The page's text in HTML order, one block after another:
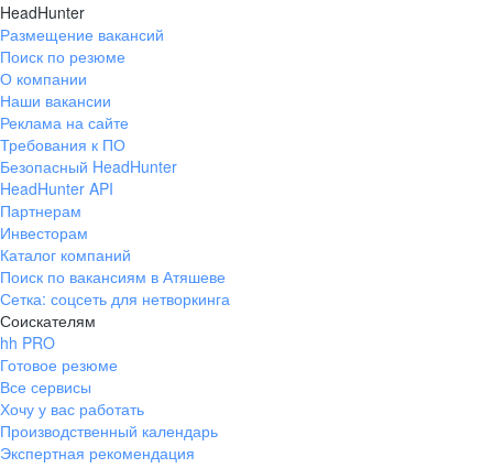
HeadHunter
Размещение вакансий
Поиск по резюме
О компании
Наши вакансии
Реклама на сайте
Требования к ПО
Безопасный HeadHunter
HeadHunter API
Партнерам
Инвесторам
Каталог компаний
Поиск по вакансиям в Атяшеве
Сетка: соцсеть для нетворкинга
Соискателям
hh PRO
Готовое резюме
Все сервисы
Хочу у вас работать
Производственный календарь
Экспертная рекомендация